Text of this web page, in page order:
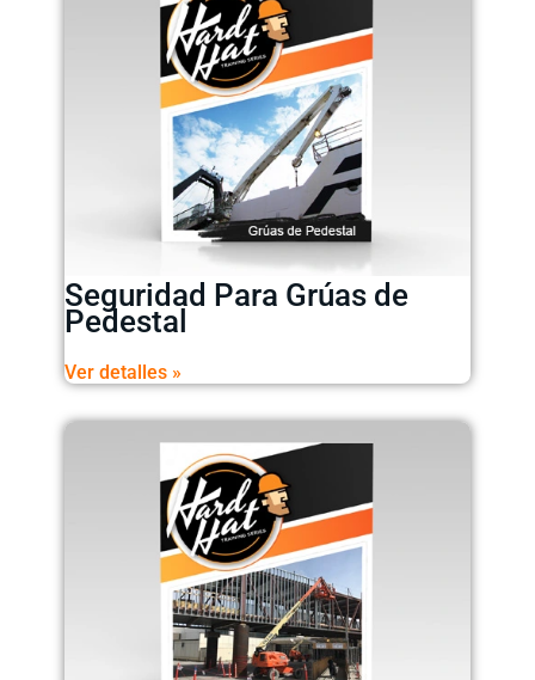
Ver Catálogo de Capacitaciones
Seguridad Para Grúas de
Pedestal
Ver detalles »